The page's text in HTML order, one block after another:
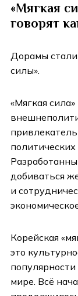
«Мягкая
говорят
Дорамы стали
силы».
«Мягкая
добиваться
и
Корейская
это
мире. Всё